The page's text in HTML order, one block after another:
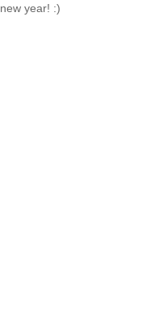
year! :)